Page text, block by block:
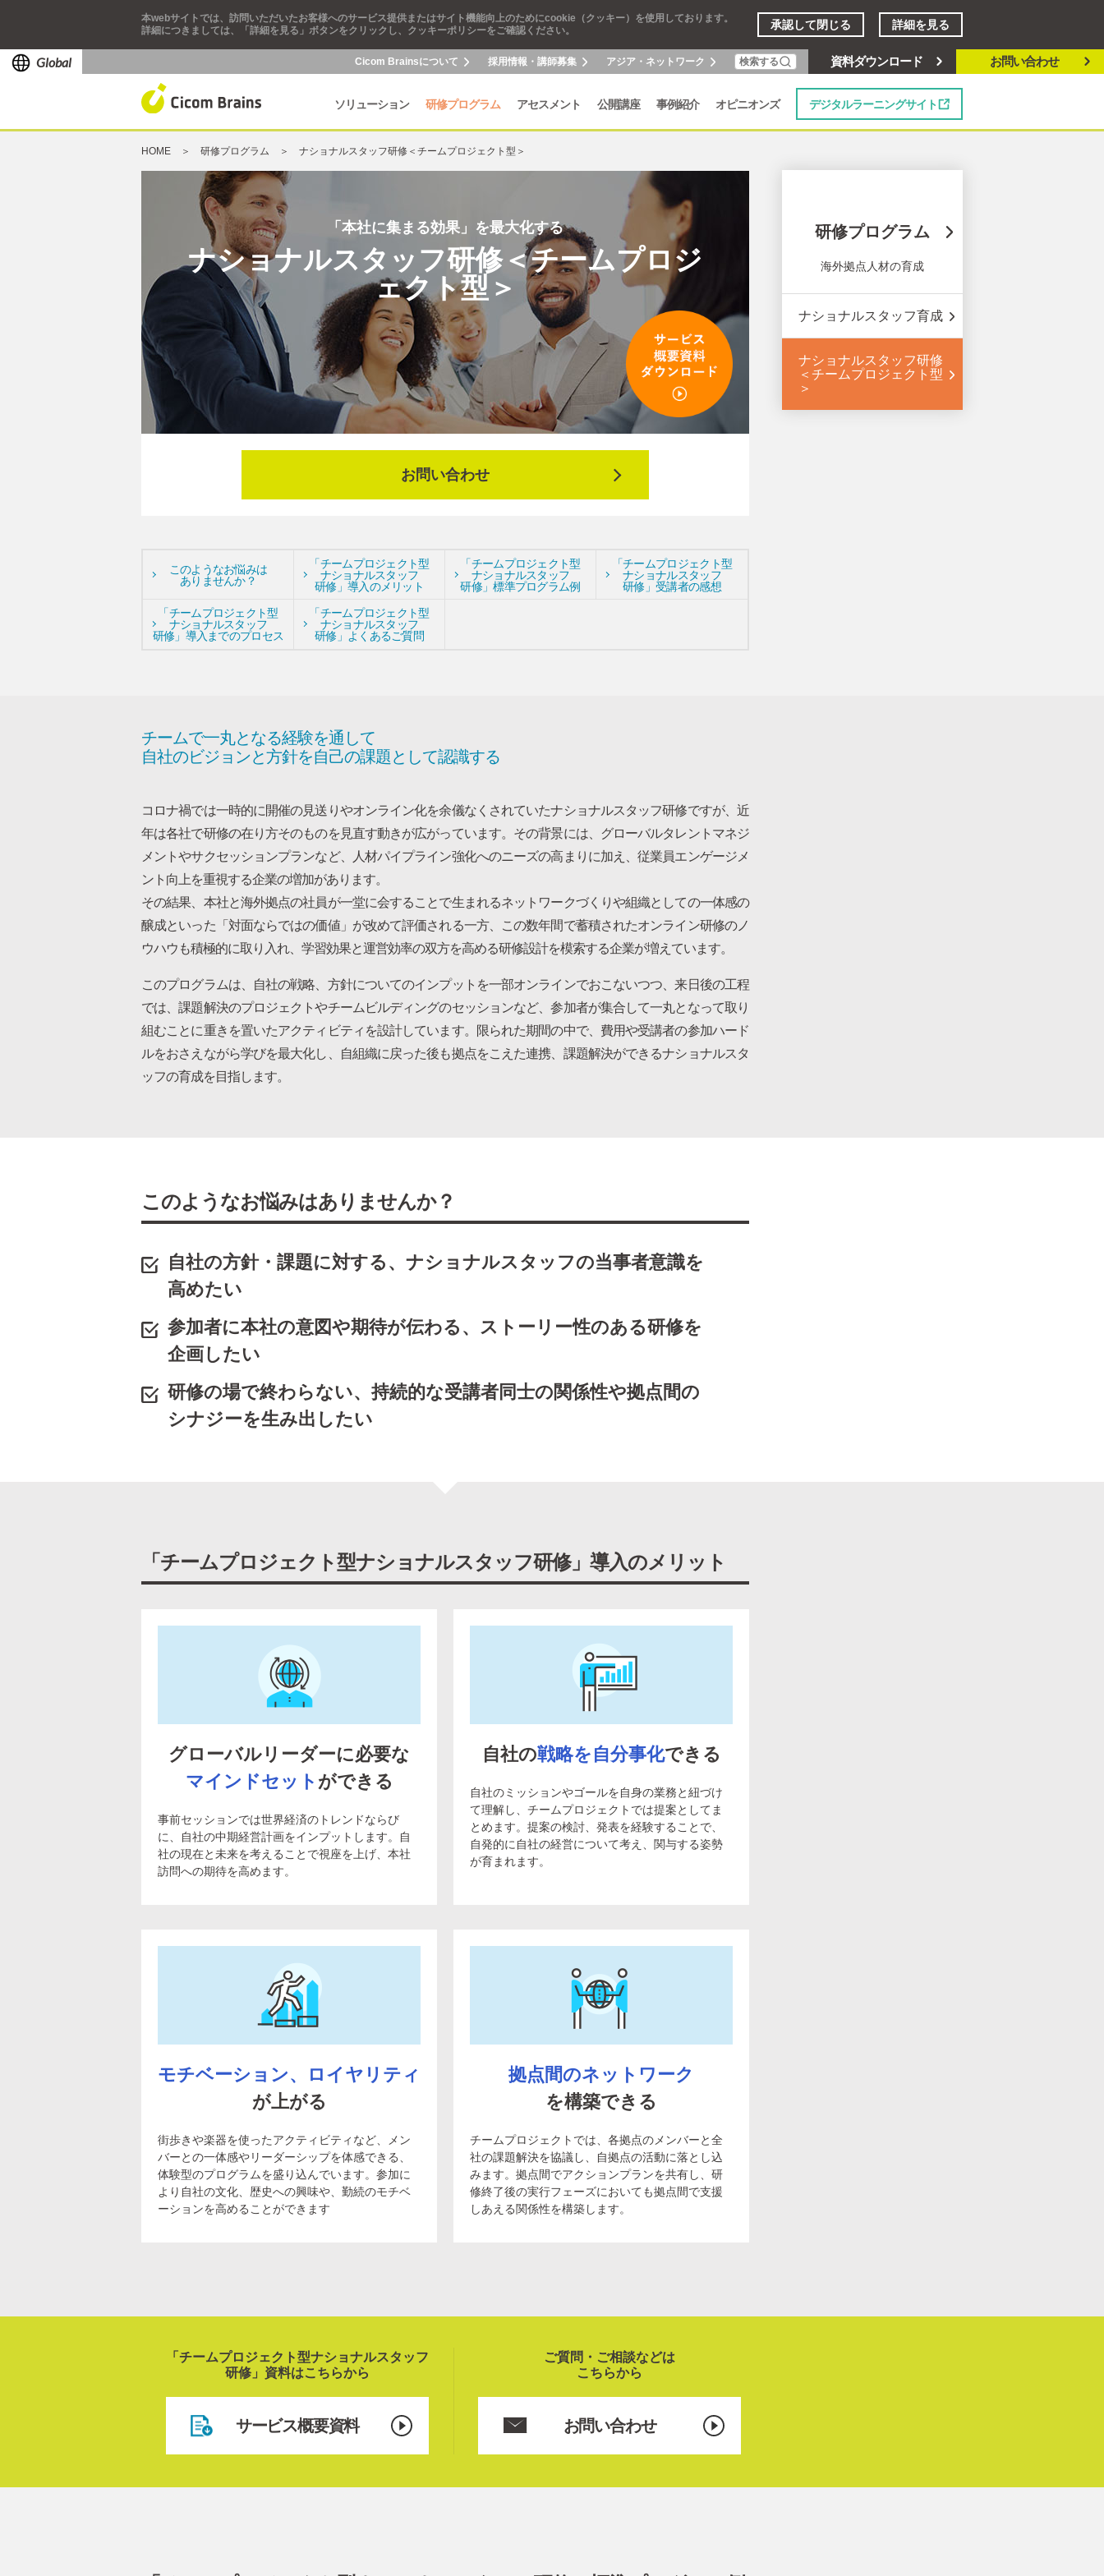
本webサイトでは、訪問いただいたお客様へのサービス提供またはサイト機能向上のためにcookie（クッキー）を使用しております。
詳細につきましては、「詳細を見る」ボタンをクリックし、クッキーポリシーをご確認ください。
承認して閉じる 詳細を見る
Global Cicom Brainsについて 採用情報・講師募集 アジア・ネットワーク 検索する 資料ダウンロード お問い合わせ
ソリューション 研修プログラム アセスメント 公開講座 事例紹介 オピニオンズ デジタルラーニングサイト
HOME 研修プログラム ナショナルスタッフ研修＜チームプロジェクト型＞
「本社に集まる効果」を最大化する
ナショナルスタッフ研修＜チームプロジ
ェクト型＞
お問い合わせ
このようなお悩みは
ありませんか？
「チームプロジェクト型
ナショナルスタッフ
研修」導入のメリット
「チームプロジェクト型
ナショナルスタッフ
研修」標準プログラム例
「チームプロジェクト型
ナショナルスタッフ
研修」受講者の感想
「チームプロジェクト型
ナショナルスタッフ
研修」導入までのプロセス
「チームプロジェクト型
ナショナルスタッフ
研修」よくあるご質問
チームで一丸となる経験を通して
自社のビジョンと方針を自己の課題として認識する
コロナ禍では一時的に開催の見送りやオンライン化を余儀なくされていたナショナルスタッフ研修ですが、近
年は各社で研修の在り方そのものを見直す動きが広がっています。その背景には、グローバルタレントマネジ
メントやサクセッションプランなど、人材パイプライン強化へのニーズの高まりに加え、従業員エンゲージメ
ント向上を重視する企業の増加があります。
その結果、本社と海外拠点の社員が一堂に会することで生まれるネットワークづくりや組織としての一体感の
醸成といった「対面ならではの価値」が改めて評価される一方、この数年間で蓄積されたオンライン研修のノ
ウハウも積極的に取り入れ、学習効果と運営効率の双方を高める研修設計を模索する企業が増えています。
このプログラムは、自社の戦略、方針についてのインプットを一部オンラインでおこないつつ、来日後の工程
では、課題解決のプロジェクトやチームビルディングのセッションなど、参加者が集合して一丸となって取り
組むことに重きを置いたアクティビティを設計しています。限られた期間の中で、費用や受講者の参加ハード
ルをおさえながら学びを最大化し、自組織に戻った後も拠点をこえた連携、課題解決ができるナショナルスタ
ッフの育成を目指します。
このようなお悩みはありませんか？
自社の方針・課題に対する、ナショナルスタッフの当事者意識を
高めたい
参加者に本社の意図や期待が伝わる、 ストーリー性のある研修を
企画したい
研修の場で終わらない、持続的な受講者同士の関係性や拠点間の
シナジーを生み出したい
「チームプロジェクト型ナショナルスタッフ研修」導入のメリット
グローバルリーダーに必要な
マインドセット ができる
事前セッションでは世界経済のトレンドならび
に、自社の中期経営計画をインプットします。自
社の現在と未来を考えることで視座を上げ、本社
訪問への期待を高めます。
自社の戦略を自分事化できる
自社のミッションやゴールを自身の業務と紐づけ
て理解し、チームプロジェクトでは提案としてま
とめます。提案の検討、発表を経験することで、
自発的に自社の経営について考え、関与する姿勢
が育まれます。
モチベーション、ロイヤリティ
が上がる
街歩きや楽器を使ったアクティビティなど、メン
バーとの一体感やリーダーシップを体感できる、
体験型のプログラムを盛り込んでいます。参加に
より自社の文化、歴史への興味や、勤続のモチベ
ーションを高めることができます
拠点間のネットワーク
を構築できる
チームプロジェクトでは、各拠点のメンバーと全
社の課題解決を協議し、自拠点の活動に落とし込
みます。拠点間でアクションプランを共有し、研
修終了後の実行フェーズにおいても拠点間で支援
しあえる関係性を構築します。
「チームプロジェクト型ナショナルスタッフ
研修」資料はこちらから
サービス概要資料
ご質問・ご相談などは
こちらから
お問い合わせ
研修プログラム
海外拠点人材の育成
ナショナルスタッフ育成
ナショナルスタッフ研修
＜チームプロジェクト型
＞